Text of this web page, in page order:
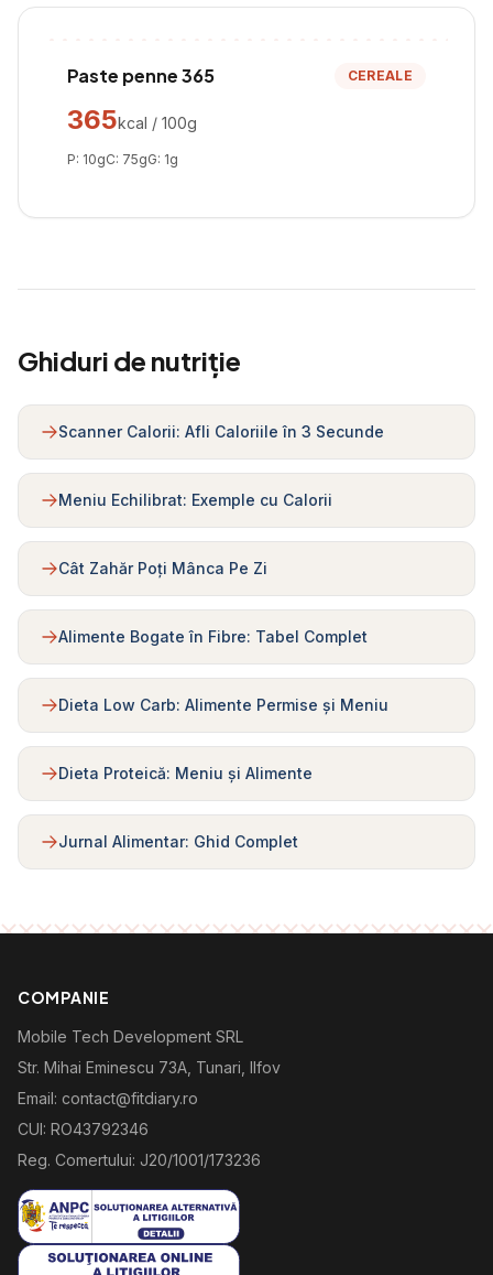
Paste penne 365 CEREALE
365kcal / 100g
P: 10gC: 75gG: 1g
Ghiduri de nutriție
Scanner Calorii: Afli Caloriile în 3 Secunde
Meniu Echilibrat: Exemple cu Calorii
Cât Zahăr Poți Mânca Pe Zi
Alimente Bogate în Fibre: Tabel Complet
Dieta Low Carb: Alimente Permise și Meniu
Dieta Proteică: Meniu și Alimente
Jurnal Alimentar: Ghid Complet
COMPANIE
Mobile Tech Development SRL
Str. Mihai Eminescu 73A, Tunari, Ilfov
Email: contact@fitdiary.ro
CUI: RO43792346
Reg. Comertului: J20/1001/173236